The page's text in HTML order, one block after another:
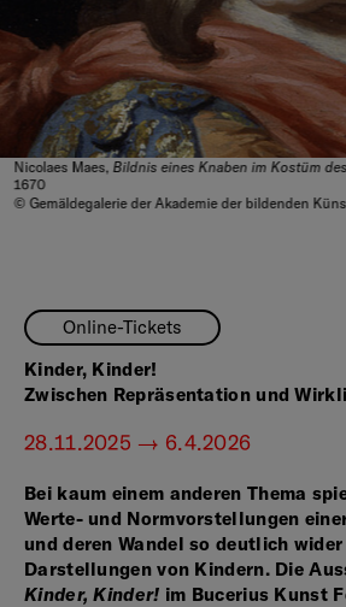
Nicolaes Maes, Bildnis eines Knaben im Kostüm
1670
© Gemäldegalerie der Akademie der bildenden
Online-Tickets
Kinder, Kinder!
Zwischen Repräsentation und
28.11.2025 — 6.4.2026
Bei kaum einem anderen Thema
Werte- und Normvorstellungen
und deren Wandel so deutlich
Darstellungen von Kindern. Die
Kinder, Kinder! im Bucerius Kunst